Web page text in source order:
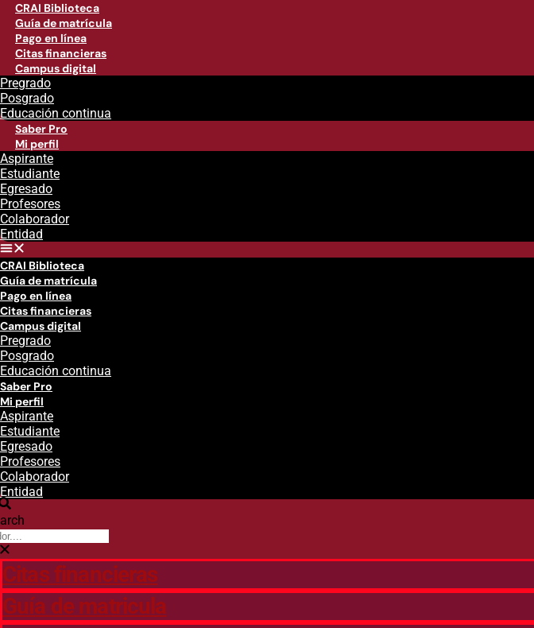
CRAI Biblioteca
Guía de matrícula
Pago en línea
Citas financieras
Campus digital
Pregrado
Posgrado
Educación continua
Saber Pro
Mi perfil
Aspirante
Estudiante
Egresado
Profesores
Colaborador
Entidad
CRAI Biblioteca
Guía de matrícula
Pago en línea
Citas financieras
Campus digital
Pregrado
Posgrado
Educación continua
Saber Pro
Mi perfil
Aspirante
Estudiante
Egresado
Profesores
Colaborador
Entidad
Citas financieras
Guía de matricula